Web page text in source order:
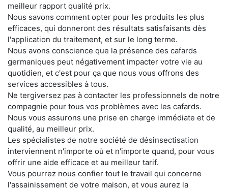
meilleur rapport qualité prix.
Nous savons comment opter pour les produits les plus
efficaces, qui donneront des résultats satisfaisants dès
l'application du traitement, et sur le long terme.
Nous avons conscience que la présence des cafards
germaniques peut négativement impacter votre vie au
quotidien, et c'est pour ça que nous vous offrons des
services accessibles à tous.
Ne tergiversez pas à contacter les professionnels de notre
compagnie pour tous vos problèmes avec les cafards.
Nous vous assurons une prise en charge immédiate et de
qualité, au meilleur prix.
Les spécialistes de notre société de désinsectisation
interviennent n'importe où et n'importe quand, pour vous
offrir une aide efficace et au meilleur tarif.
Vous pourrez nous confier tout le travail qui concerne
l'assainissement de votre maison, et vous aurez la